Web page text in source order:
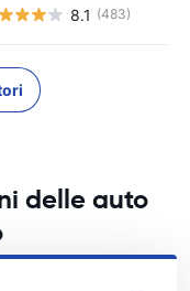
8.1 (483)
delle auto
in Il Cairo